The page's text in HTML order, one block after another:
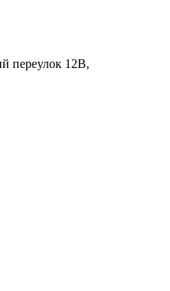
переулок 12В,